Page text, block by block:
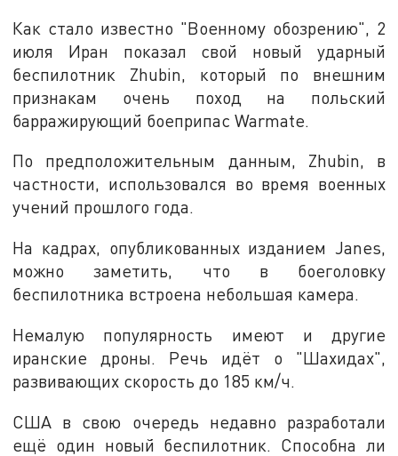
Как стало известно "Военному обозрению", 2
июля Иран показал свой новый ударный
беспилотник Zhubin, который по внешним
признакам очень поход на польский
барражирующий боеприпас Warmate.
По предположительным данным, Zhubin, в
частности, использовался во время военных
учений прошлого года.
На кадрах, опубликованных изданием Janes,
можно заметить, что в боеголовку
беспилотника встроена небольшая камера.
Немалую популярность имеют и другие
иранские дроны. Речь идёт о "Шахидах",
развивающих скорость до 185 км/ч.
США в свою очередь недавно разработали
ещё один новый беспилотник. Способна ли